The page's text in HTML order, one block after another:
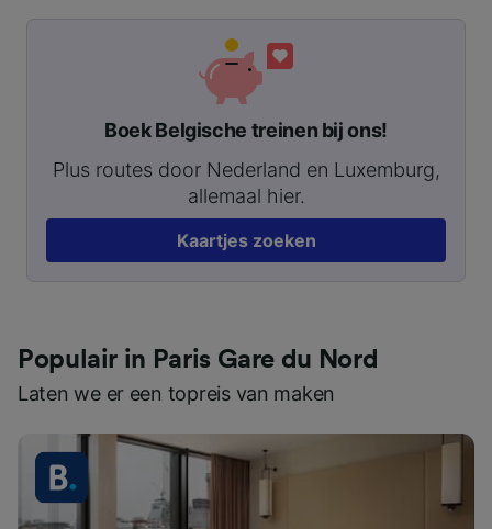
Boek Belgische treinen bij ons!
Plus routes door Nederland en Luxemburg,
allemaal hier.
Kaartjes zoeken
Populair in Paris Gare du Nord
Laten we er een topreis van maken